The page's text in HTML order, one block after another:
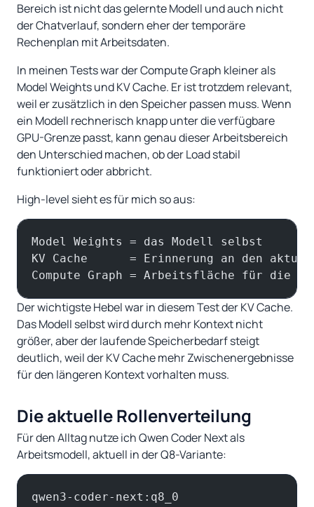
Bereich ist nicht das gelernte Modell und auch nicht
der Chatverlauf, sondern eher der temporäre
Rechenplan mit Arbeitsdaten.
In meinen Tests war der Compute Graph kleiner als
Model Weights und KV Cache. Er ist trotzdem relevant,
weil er zusätzlich in den Speicher passen muss. Wenn
ein Modell rechnerisch knapp unter die verfügbare
GPU-Grenze passt, kann genau dieser Arbeitsbereich
den Unterschied machen, ob der Load stabil
funktioniert oder abbricht.
High-level sieht es für mich so aus:
Model Weights = das Modell selbst
KV Cache      = Erinnerung an den
Compute Graph = Arbeitsfläche für die
Der wichtigste Hebel war in diesem Test der KV Cache.
Das Modell selbst wird durch mehr Kontext nicht
größer, aber der laufende Speicherbedarf steigt
deutlich, weil der KV Cache mehr Zwischenergebnisse
für den längeren Kontext vorhalten muss.
Die aktuelle Rollenverteilung
Für den Alltag nutze ich Qwen Coder Next als
Arbeitsmodell, aktuell in der Q8-Variante:
qwen3-coder-next:q8_0